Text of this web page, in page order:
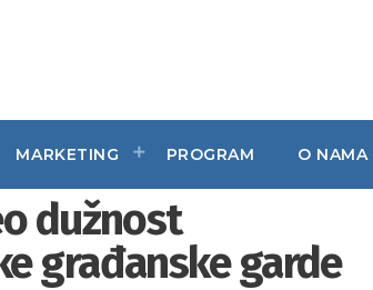
MARKETING PROGRAM O NAMA
dužnost
građanske garde